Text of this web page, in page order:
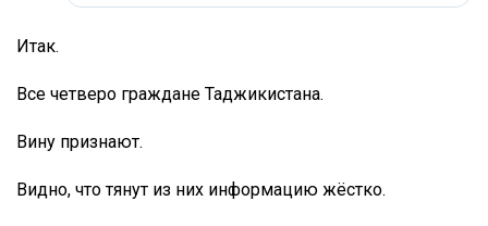
Итак.
Все четверо граждане Таджикистана.
Вину признают.
Видно, что тянут из них информацию жёстко.